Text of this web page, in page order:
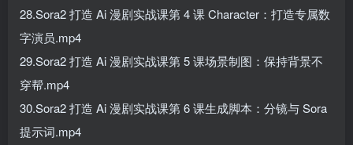
28.Sora2 打造 Ai 漫剧实战课第 4 课 Character：打造专属数
字演员.mp4
29.Sora2 打造 Ai 漫剧实战课第 5 课场景制图：保持背景不
穿帮.mp4
30.Sora2 打造 Ai 漫剧实战课第 6 课生成脚本：分镜与 Sora
提示词.mp4